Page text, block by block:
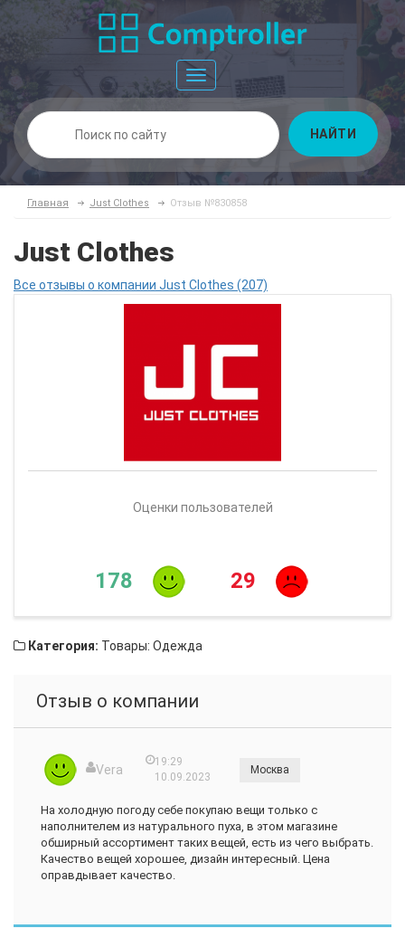
Toggle
navigation
НАЙТИ
Главная Just Clothes Отзыв №830858
Just Clothes
Все отзывы о компании Just Clothes (207)
Оценки пользователей
178 29
Категория: Товары: Одежда
Отзыв о компании
Vera
19:29
10.09.2023
Москва
На холодную погоду себе покупаю вещи только с
наполнителем из натурального пуха, в этом магазине
обширный ассортимент таких вещей, есть из чего выбрать.
Качество вещей хорошее, дизайн интересный. Цена
оправдывает качество.